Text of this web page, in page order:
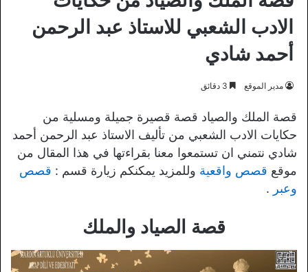
الادب الشعبي للاستاذ عبد الرحمن
أحمد شادي
مدير الموقع
قصة الملك والصياد قصة قصيرة جميلة ومسلية من
حكايات الادب الشعبي من تأليف الاستاذ عبد الرحمن أحمد
شادي نتمني ان تستمعوا معنا بقراءتها في هذا المقال من
موقع قصص واقعية وللمزيد يمكنكم زيارة قسم : قصص
وعبر .
قصة الصياد والملك